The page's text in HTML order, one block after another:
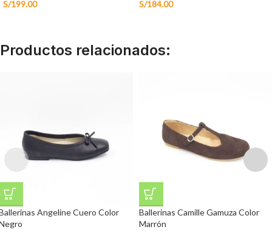
S/199.00 S/184.00
Productos relacionados:
Angeline Cuero Color
Ballerinas Camille Gamuza Color
Marrón